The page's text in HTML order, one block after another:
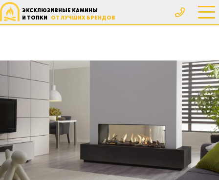
ЭКСКЛЮЗИВНЫЕ КАМИНЫ
И ТОПКИ ОТ ЛУЧШИХ БРЕНДОВ